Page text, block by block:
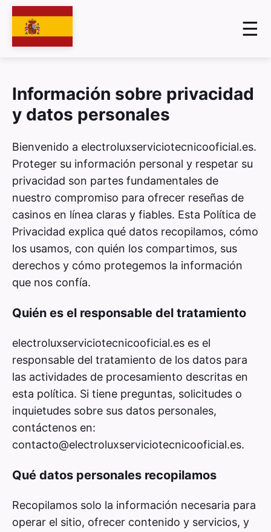
Información sobre privacidad
y datos personales
Bienvenido a electroluxserviciotecnicooficial.es.
Proteger su información personal y respetar su
privacidad son partes fundamentales de
nuestro compromiso para ofrecer reseñas de
casinos en línea claras y fiables. Esta Política de
Privacidad explica qué datos recopilamos, cómo
los usamos, con quién los compartimos, sus
derechos y cómo protegemos la información
que nos confía.
Quién es el responsable del tratamiento
electroluxserviciotecnicooficial.es es el
responsable del tratamiento de los datos para
las actividades de procesamiento descritas en
esta política. Si tiene preguntas, solicitudes o
inquietudes sobre sus datos personales,
contáctenos en:
contacto@electroluxserviciotecnicooficial.es.
Qué datos personales recopilamos
Recopilamos solo la información necesaria para
operar el sitio, ofrecer contenido y servicios, y